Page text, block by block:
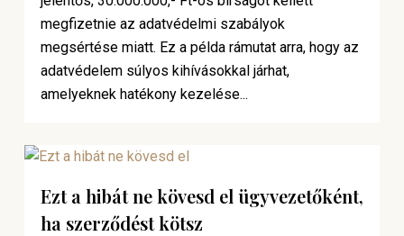
megfizetnie az adatvédelmi szabályok
megsértése miatt. Ez a példa rámutat arra, hogy az
adatvédelem súlyos kihívásokkal járhat,
amelyeknek hatékony kezelése...
Ezt a hibát ne kövesd el ügyvezetőként,
ha szerződést kötsz